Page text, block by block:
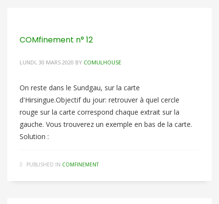
COMfinement n° 12
LUNDI, 30 MARS 2020 BY COMULHOUSE
On reste dans le Sundgau, sur la carte
d'Hirsingue.Objectif du jour: retrouver à quel cercle
rouge sur la carte correspond chaque extrait sur la
gauche. Vous trouverez un exemple en bas de la carte.
Solution :
PUBLISHED IN COMFINEMENT